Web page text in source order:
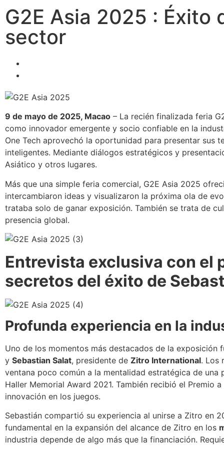
G2E Asia 2025 : Éxito
sector
9 de mayo de 2025, Macao – La recién finalizada feria
como innovador emergente y socio confiable en la
One Tech aprovechó la oportunidad para presentar sus
inteligentes. Mediante diálogos estratégicos y
Asiático y otros lugares.
Más que una simple feria comercial, G2E Asia 2025
intercambiaron ideas y visualizaron la próxima ola de
trataba solo de ganar exposición. También se trata de
presencia global.
Entrevista exclusiva con el
secretos del éxito de
Profunda experiencia en la
Uno de los momentos más destacados de la exposición
y Sebastian Salat, presidente de Zitro International. Los
ventana poco común a la mentalidad estratégica de
Haller Memorial Award 2021. También recibió el Premio
innovación en los juegos.
Sebastián compartió su experiencia al unirse a Zitro en
fundamental en la expansión del alcance de Zitro en los
industria depende de algo más que la financiación.